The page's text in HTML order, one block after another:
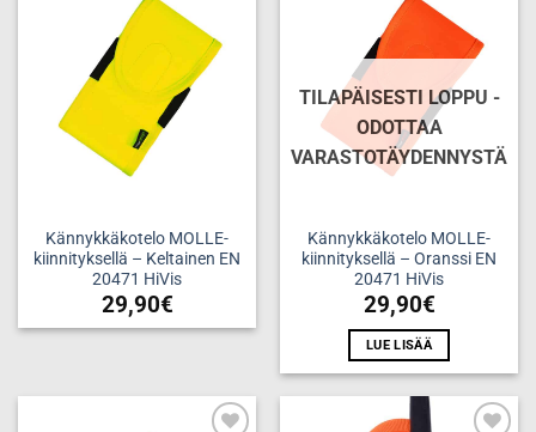
wishlist
Kännykkäkotelo MOLLE-
kiinnityksellä – Keltainen EN
20471 HiVis
29,90€
wishlist
TILAPÄISESTI LOPPU -
ODOTTAA
VARASTOTÄYDENNYSTÄ
Kännykkäkotelo MOLLE-
kiinnityksellä – Oranssi EN
20471 HiVis
29,90€
LUE LISÄÄ